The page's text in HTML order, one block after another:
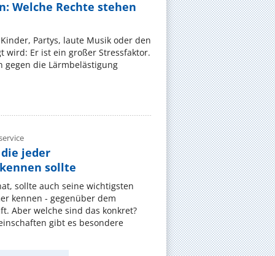
Welche Rechte stehen
Partys, laute Musik oder den
wird: Er ist ein großer Stressfaktor.
gegen die Lärmbelästigung
jeder
sollte
sollte auch seine wichtigsten
kennen - gegenüber dem
Aber welche sind das konkret?
gibt es besondere